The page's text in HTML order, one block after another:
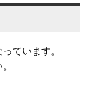
ています。